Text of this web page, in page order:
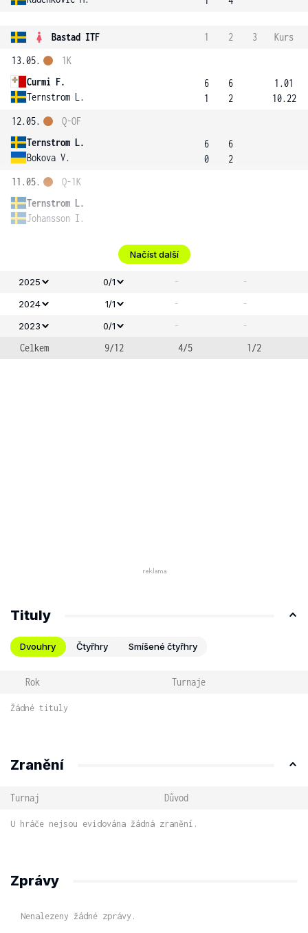
Bastad ITF 1 2 3
Kurs
13.05.
Curmi F.
Ternstrom L.
1K
6
1
6
2
1.01
10.22
12.05.
Ternstrom L.
Bokova V.
Q-OF
6
0
6
2
11.05.
Ternstrom L.
Johansson I.
Q-1K
Načíst další
2025 0/1 - -
2024 1/1 - -
2023 0/1 -
-
Celkem
9/12 4/5 1/2
Tituly
Dvouhry Čtyřhry Smíšené čtyřhry
Rok Turnaje
Žádné tituly
Zranění
Turnaj Důvod
U hráče nejsou evidována žádná zranění.
Zprávy
Nenalezeny žádné zprávy.